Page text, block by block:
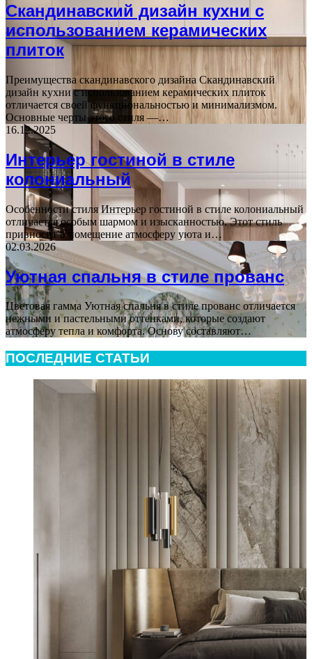
Скандинавский дизайн кухни с
использованием керамических
плиток
Преимущества скандинавского дизайна Скандинавский
дизайн кухни с использованием керамических плиток
отличается своей функциональностью и минимализмом.
Основные черты этого стиля —…
16.12.2025
Интерьер гостиной в стиле
колониальный
Особенности стиля Интерьер гостиной в стиле колониальный
отличается особым шармом и изысканностью. Этот стиль
привносит в помещение атмосферу уюта и…
02.03.2026
Уютная спальня в стиле прованс
Цветовая гамма Уютная спальня в стиле прованс отличается
нежными и пастельными оттенками, которые создают
атмосферу тепла и комфорта. Основу составляют…
ПОСЛЕДНИЕ СТАТЬИ